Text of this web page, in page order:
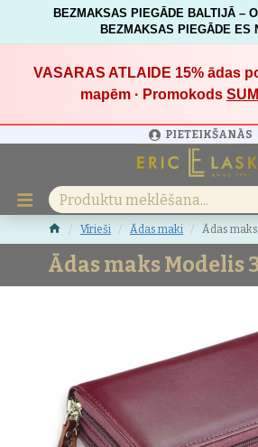
BEZMAKSAS PIEGĀDE BALTIJĀ –
BEZMAKSAS PIEGĀDE ES
VASARAS ATLAIDE 15%ādas
mapēm · Promokods
PIETEIKŠANĀS
Vīrieši Ādas maki Ādas
Ādas maks Modelis